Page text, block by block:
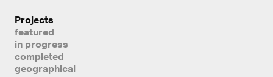
Projects
featured
in progress
completed
geographical